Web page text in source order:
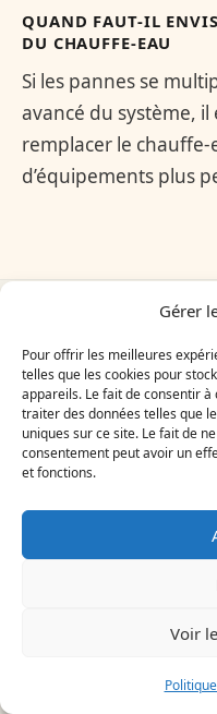
Gérer
Pour offrir les meilleures
telles que les cookies pour
appareils. Le fait de consentir
traiter des données telles que
uniques sur ce site. Le fait de
consentement peut avoir un
et fonctions.
Voir
QUAND FAUT-IL
DU CHAUFFE-EAU
Si les pannes se
avancé du système,
remplacer le
d’équipements plus
À lire dans
rubrique